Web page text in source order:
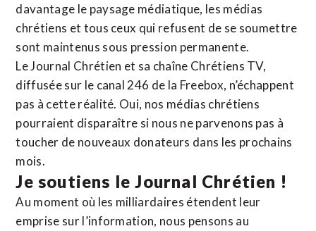
davantage le paysage médiatique, les médias
chrétiens et tous ceux qui refusent de se soumettre
sont maintenus sous pression permanente.
Le Journal Chrétien et sa chaîne Chrétiens TV,
diffusée sur le canal 246 de la Freebox, n’échappent
pas à cette réalité. Oui, nos médias chrétiens
pourraient disparaître si nous ne parvenons pas à
toucher de nouveaux donateurs dans les prochains
mois.
Je soutiens le Journal Chrétien !
Au moment où les milliardaires étendent leur
emprise sur l’information, nous pensons au